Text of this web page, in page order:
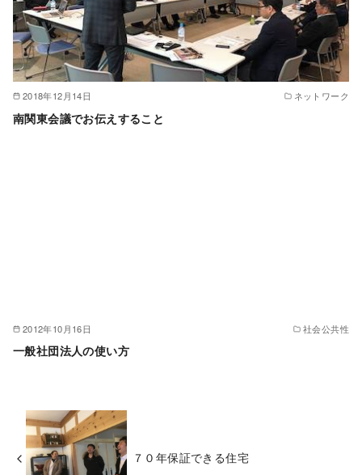
2018年12月14日 ネットワーク
南関東会議でお伝えすること
2012年10月16日 社会公共性
一般社団法人の使い方
７０年保証できる住宅